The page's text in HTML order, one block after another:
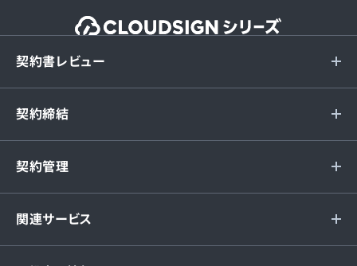
契約書レビュー
契約締結
契約管理
関連サービス